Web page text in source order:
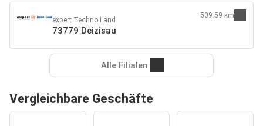
expert Techno Land
73779 Deizisau
509.59 km
Alle Filialen
Vergleichbare Geschäfte